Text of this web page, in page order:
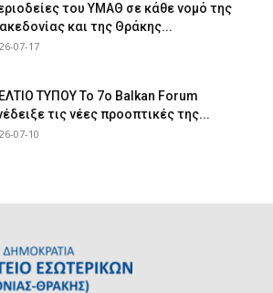
του ΥΜΑΘ σε κάθε νομό της
και της Θράκης...
07-17
ΤΥΠΟΥ Το 7ο Balkan Forum
τις νέες προοπτικές της...
07-10